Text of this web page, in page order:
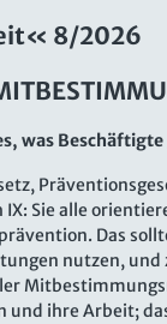
online
online
Meldestelle
AGB
8/2026
was
IX: Sie alle
Das
nutzen, und
und ihre Arbeit;